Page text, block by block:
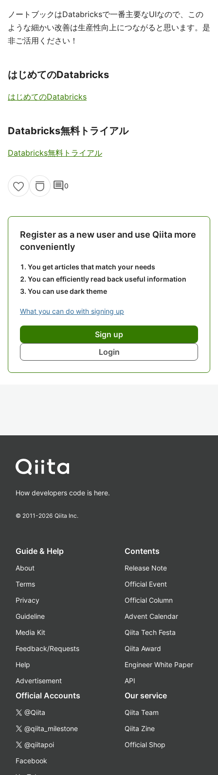
ノートブックはDatabricksで一番主要なUIなので、この
ような細かい改善は生産性向上につながると思います。是
非ご活用ください！
はじめてのDatabricks
はじめてのDatabricks
Databricks無料トライアル
Databricks無料トライアル
comment0
Register as a new user and use Qiita more
conveniently
You get articles that match your needs
You can efficiently read back useful information
You can use dark theme
What you can do with signing up
Sign up
Login
How developers code is here.
© 2011-2026 Qiita Inc.
Guide & Help
About
Terms
Privacy
Guideline
Media Kit
Feedback/Requests
Help
Advertisement
Contents
Release Note
Official Event
Official Column
Advent Calendar
Qiita Tech Festa
Qiita Award
Engineer White Paper
API
Official Accounts
@Qiita
@qiita_milestone
@qiitapoi
Facebook
Our service
Qiita Team
Qiita Zine
Official Shop